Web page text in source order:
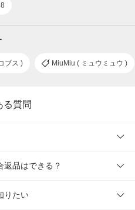
ブス ) MiuMiu ( ミュウミュウ )
る質問
返品はできる？
りたい